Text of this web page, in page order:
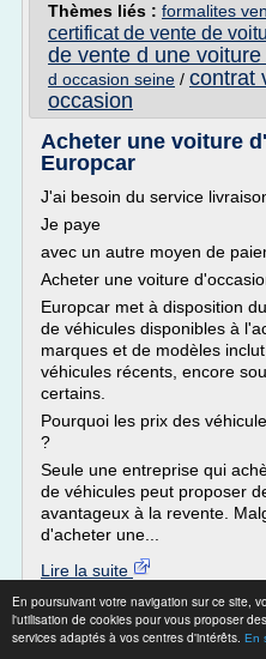
En poursuivant votre navigation sur ce site,
l'utilisation de cookies pour vous proposer
services adaptés à vos centres d'intérêts. En
Thèmes liés : formalites
certificat de vente de
de vente d une
d occasion seine / contrat
occasion
Acheter une voiture
Europcar
J'ai besoin du service
Je paye
avec un autre moyen de
Acheter une voiture
Europcar met à disposition
de véhicules disponibles à
marques et de modèles
véhicules récents, encore
certains.
Pourquoi les prix des
?
Seule une entreprise qui
de véhicules peut proposer
avantageux à la revente.
d'acheter une...
Lire la suite
Site :https://www.europcar.fr
Thèmes liés :voiture d